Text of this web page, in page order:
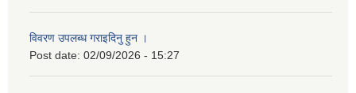
विवरण उपलब्ध गराइदिनु हुन ।
Post date: 02/09/2026 - 15:27